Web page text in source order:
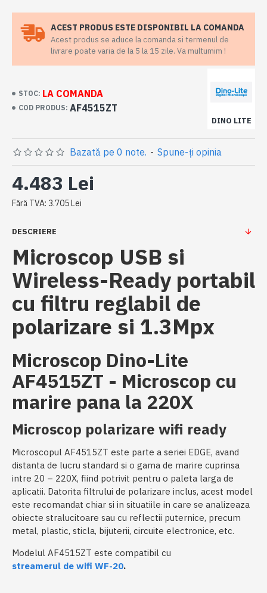
ACEST PRODUS ESTE DISPONIBIL LA COMANDA
Acest produs se aduce la comanda si termenul de
livrare poate varia de la 5 la 15 zile. Va multumim !
STOC: LA COMANDA
COD PRODUS: AF4515ZT
DINO LITE
Bazată pe 0 note. - Spune-ţi opinia
4.483 Lei
Fără TVA: 3.705 Lei
DESCRIERE
Microscop USB si
Wireless-Ready portabil
cu filtru reglabil de
polarizare si 1.3Mpx
Microscop Dino-Lite
AF4515ZT - Microscop cu
marire pana la 220X
Microscop polarizare wifi ready
Microscopul AF4515ZT este parte a seriei EDGE, avand
distanta de lucru standard si o gama de marire cuprinsa
intre 20 – 220X, fiind potrivit pentru o paleta larga de
aplicatii. Datorita filtrului de polarizare inclus, acest model
este recomandat chiar si in situatiile in care se analizeaza
obiecte stralucitoare sau cu reflectii puternice, precum
metal, plastic, sticla, bijuterii, circuite electronice, etc.
Modelul AF4515ZT este compatibil cu
streamerul de wifi WF-20.